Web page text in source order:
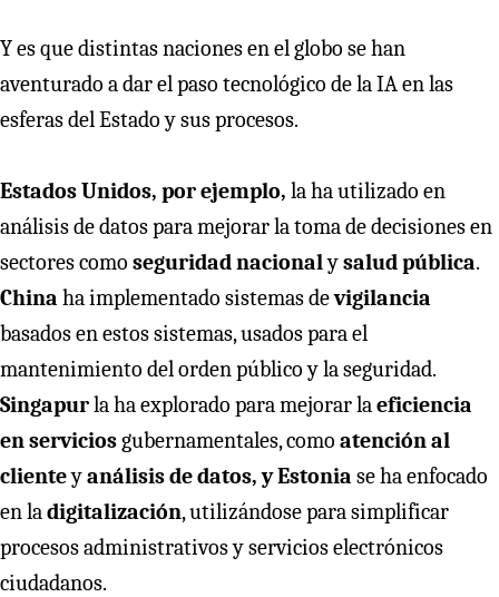
Y es que distintas naciones en el globo se han
aventurado a dar el paso tecnológico de la IA en las
esferas del Estado y sus procesos.
Estados Unidos, por ejemplo, la ha utilizado en
análisis de datos para mejorar la toma de decisiones en
sectores como seguridad nacionalysalud pública.
China ha implementado sistemas devigilancia
basados en estos sistemas, usados para el
mantenimiento del orden público y la seguridad.
Singapurla ha explorado para mejorar laeficiencia
en serviciosgubernamentales, como atención al
clienteyanálisis de datos, y Estonia se ha enfocado
en ladigitalización, utilizándose para simplificar
procesos administrativos y servicios electrónicos
ciudadanos.